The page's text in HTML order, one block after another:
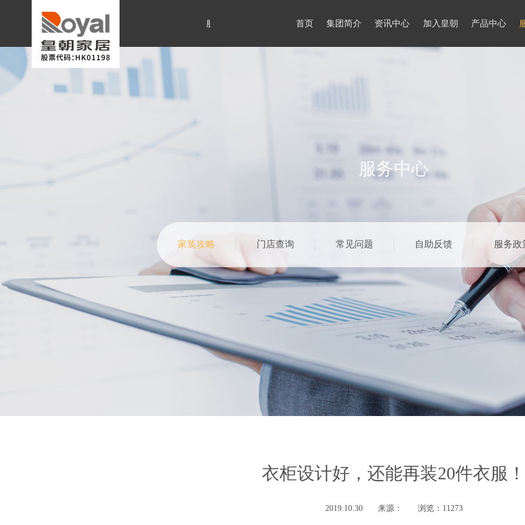
股票代码:01198.HK 首页 集团简介 资讯中心 加入皇朝 产品中心
服务中心
家装攻略 门店查询 常见问题 自助反馈 服务政
衣柜设计好，还能再装20件衣服！
2019.10.30 来源： 浏览：11273